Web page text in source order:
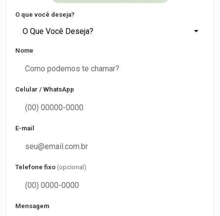
O que você deseja?
O Que Você Deseja?
Nome
Celular / WhatsApp
E-mail
Telefone fixo (opcional)
Mensagem